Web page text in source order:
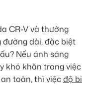
CR-V và thường
dài, đặc biệt
Nếu ánh sáng
khó khăn trong việc
toàn, thì việcđộ bi